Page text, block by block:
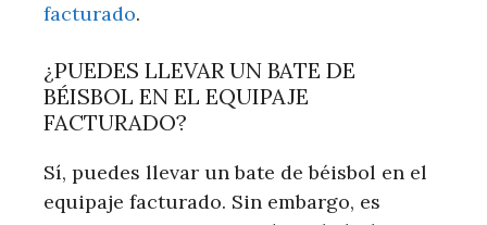
facturado.
¿PUEDES LLEVAR UN BATE DE
BÉISBOL EN EL EQUIPAJE
FACTURADO?
Sí, puedes llevar un bate de béisbol en el
equipaje facturado. Sin embargo, es